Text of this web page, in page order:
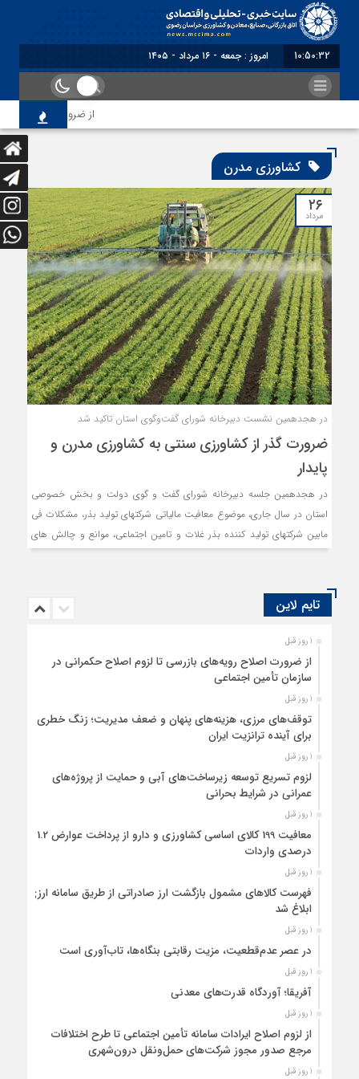
10:50:32 امروز : جمعه - ۱۶ مرداد - ۱۴۰۵
از ضرورت اصلاح
کشاورزی مدرن
۲۶
مرداد
در هجدهمین نشست دبیرخانه شورای گفت‌وگوی استان تاکید شد
ضرورت گذر از کشاورزی سنتی به کشاورزی مدرن و
پایدار
در هجدهمین جلسه دبیرخانه شورای گفت و گوی دولت و بخش خصوصی
استان در سال جاری، موضوع معافیت مالیاتی شرکتهای تولید بذر، مشکلات فی
مابین شرکتهای تولید کننده بذر غلات و تامین اجتماعی، موانع و چالش های
تایم لاین
1 روز قبل
از ضرورت اصلاح رویه‌های بازرسی تا لزوم اصلاح حکمرانی در
سازمان تأمین اجتماعی
1 روز قبل
توقف‌های مرزی، هزینه‌های پنهان و ضعف مدیریت؛ زنگ خطری
برای آینده ترانزیت ایران
1 روز قبل
لزوم تسریع توسعه زیرساخت‌های آبی و حمایت از پروژه‌های
عمرانی در شرایط بحرانی
1 روز قبل
معافیت 199 کالای اساسی کشاورزی و دارو از پرداخت عوارض 1.2
درصدی واردات
1 روز قبل
فهرست کالاهای مشمول بازگشت ارز صادراتی از طریق سامانه ارزی
ابلاغ شد
1 روز قبل
در عصر عدم‌قطعیت، مزیت رقابتی بنگاه‌ها، تاب‌آوری است
1 روز قبل
آفریقا؛ آوردگاه قدرت‌های معدنی
1 روز قبل
از لزوم اصلاح ایرادات سامانه تأمین اجتماعی تا طرح اختلافات
مرجع صدور مجوز شرکت‌های حمل‌ونقل درون‌شهری
1 روز قبل